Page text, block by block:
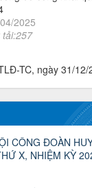
TC, ngày 31/12/
quy định tỷ lệ
Công đoàn Việt
2025
tải:438
Một số nôi dung
trị tinh gọn,
2024
CÔNG ĐOÀN
X, NHIỆM KỲ